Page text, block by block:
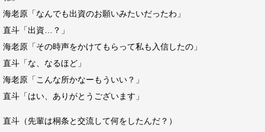
海老原「なんでも出資のお願いみたいだったわ」
直斗「出資…？」
海老原「その時声をかけてもらって私も入信したの」
直斗「な、なるほど」
海老原「こんな所かなーもういい？」
直斗「はい、ありがとうございます」
直斗（先輩は桐条と交流して何をしたんだ？）